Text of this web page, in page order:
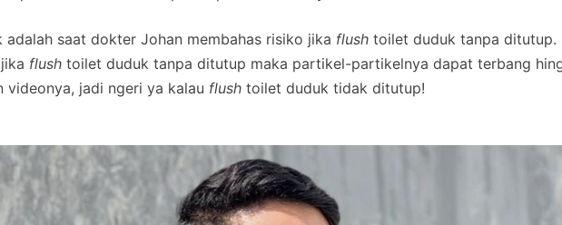
adalah saat dokter Johan membahas risiko jika flush toilet duduk tanpa ditutup.
flush toilet duduk tanpa ditutup maka partikel-partikelnya dapat terbang
videonya, jadi ngeri ya kalau flush toilet duduk tidak ditutup!